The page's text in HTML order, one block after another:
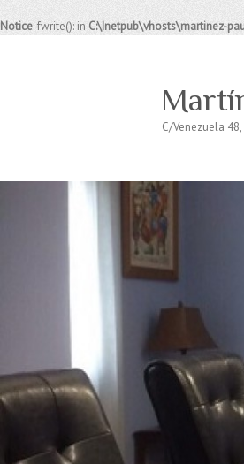
Notice: fwrite(): in C:\Inetpub\vhosts\martinez-
C/Venezuela